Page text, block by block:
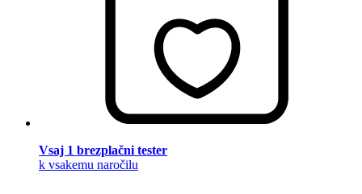
Vsaj 1 brezplačni tester
k vsakemu naročilu